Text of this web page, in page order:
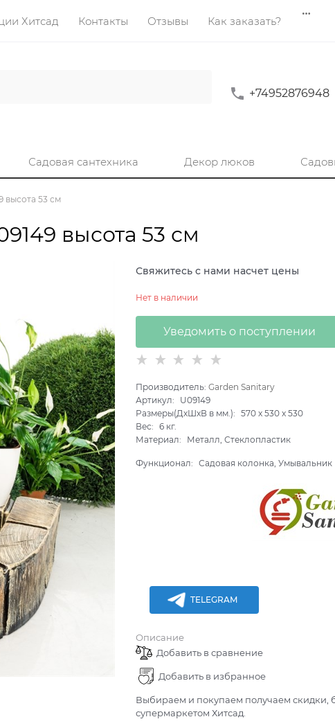
Хитсад Контакты Отзывы Как заказать?
+74952876948
Садовая сантехника Декор люков
высота 53 см
высота 53 см
Свяжитесь с нами насчет цены
Нет в наличии
Уведомить о поступлении
Производитель:Garden Sanitary
Артикул:
U09149
Размеры(ДхШхВ в мм.):
570 x530 x530
Вес:
6 кг.
Материал:
Металл, Стеклопластик
Функционал: Садовая колонка, Умывальник
TELEGRAM
Описание
Добавить в сравнение
Добавить в избранное
Выбираем и покупаем получаем скидки,
супермаркетом Хитсад.